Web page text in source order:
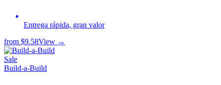
Entrega rápida, gran valor
from $9.58View →
Sale
Build-a-Build